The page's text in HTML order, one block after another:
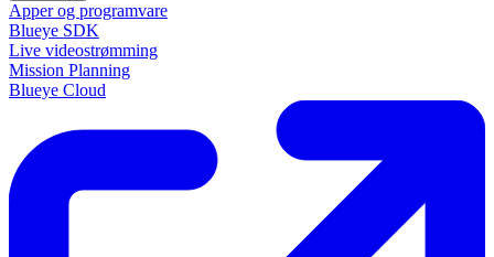
Apper og programvare
Blueye SDK
Live videostrømming
Mission Planning
Blueye Cloud